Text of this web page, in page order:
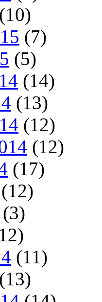
(10)
(7)
(5)
(14)
(13)
(12)
(12)
(17)
(12)
(3)
(11)
(13)